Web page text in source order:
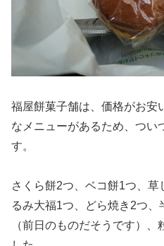
福屋餅菓子舗は、価格がお安
なメニューがあるため、つい
す。
さくら餅2つ、ベコ餅1つ、草
るみ大福1つ、どら焼き2つ
（前日のものだそうです）